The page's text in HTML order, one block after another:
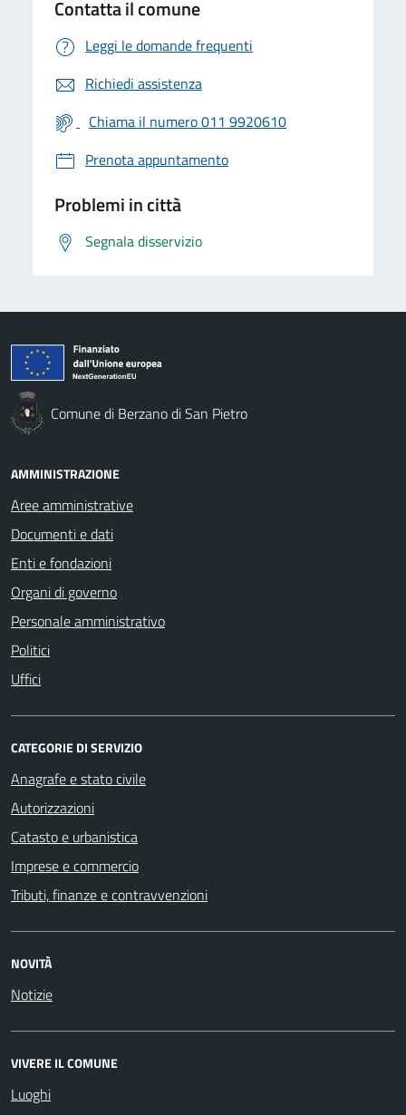
Contatta il comune
Leggi le domande frequenti
Richiedi assistenza
Chiama il numero 011 9920610
Prenota appuntamento
Problemi in città
Segnala disservizio
Comune di Berzano di San Pietro
AMMINISTRAZIONE
Aree amministrative
Documenti e dati
Enti e fondazioni
Organi di governo
Personale amministrativo
Politici
Uffici
CATEGORIE DI SERVIZIO
Anagrafe e stato civile
Autorizzazioni
Catasto e urbanistica
Imprese e commercio
Tributi, finanze e contravvenzioni
NOVITÀ
Notizie
VIVERE IL COMUNE
Luoghi